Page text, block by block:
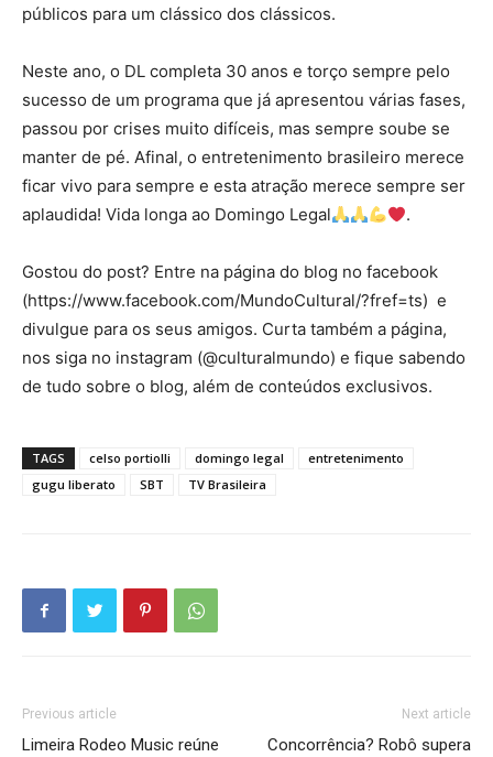
públicos para um clássico dos clássicos.
Neste ano, o DL completa 30 anos e torço sempre pelo
sucesso de um programa que já apresentou várias fases,
passou por crises muito difíceis, mas sempre soube se
manter de pé. Afinal, o entretenimento brasileiro merece
ficar vivo para sempre e esta atração merece sempre ser
aplaudida! Vida longa ao Domingo Legal
.
Gostou do post? Entre na página do blog no facebook
(https://www.facebook.com/MundoCultural/?fref=ts) e
divulgue para os seus amigos. Curta também a página,
nos siga no instagram (@culturalmundo) e fique sabendo
de tudo sobre o blog, além de conteúdos exclusivos.
TAGS celso portiolli domingo legal
entretenimento
gugu liberato
SBT TV Brasileira
Previous article
Limeira Rodeo Music reúne
Next article
Concorrência? Robô supera